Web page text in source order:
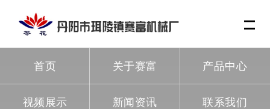
首页 关于赛富 产品中心
视频展示 新闻资讯 联系我们